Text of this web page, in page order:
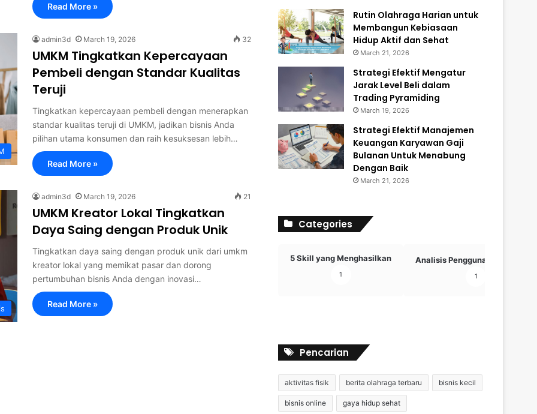
Read More »
admin3d March 19, 2026 32
UMKM Tingkatkan Kepercayaan
Pembeli dengan Standar Kualitas
Teruji
Tingkatkan kepercayaan pembeli dengan menerapkan
standar kualitas teruji di UMKM, jadikan bisnis Anda
pilihan utama konsumen dan raih kesuksesan lebih…
Read More »
admin3d March 19, 2026 21
UMKM Kreator Lokal Tingkatkan
Daya Saing dengan Produk Unik
Tingkatkan daya saing dengan produk unik dari umkm
kreator lokal yang memikat pasar dan dorong
pertumbuhan bisnis Anda dengan inovasi…
Read More »
Rutin Olahraga Harian untuk
Membangun Kebiasaan
Hidup Aktif dan Sehat
March 21, 2026
Strategi Efektif Mengatur
Jarak Level Beli dalam
Trading Pyramiding
March 19, 2026
Strategi Efektif Manajemen
Keuangan Karyawan Gaji
Bulanan Untuk Menabung
Dengan Baik
March 21, 2026
Categories
5 Skill yang Menghasilkan
1
Analisis Penggunaan Teknologi
1
Pencarian
aktivitas fisik berita olahraga terbaru bisnis kecil
bisnis online gaya hidup sehat